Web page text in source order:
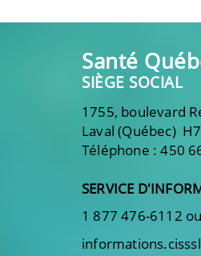
Santé
SIÈGE SOCIAL
1755, boulevard
Laval (Québec)
Téléphone : 450
SERVICE
1 877 476-6112